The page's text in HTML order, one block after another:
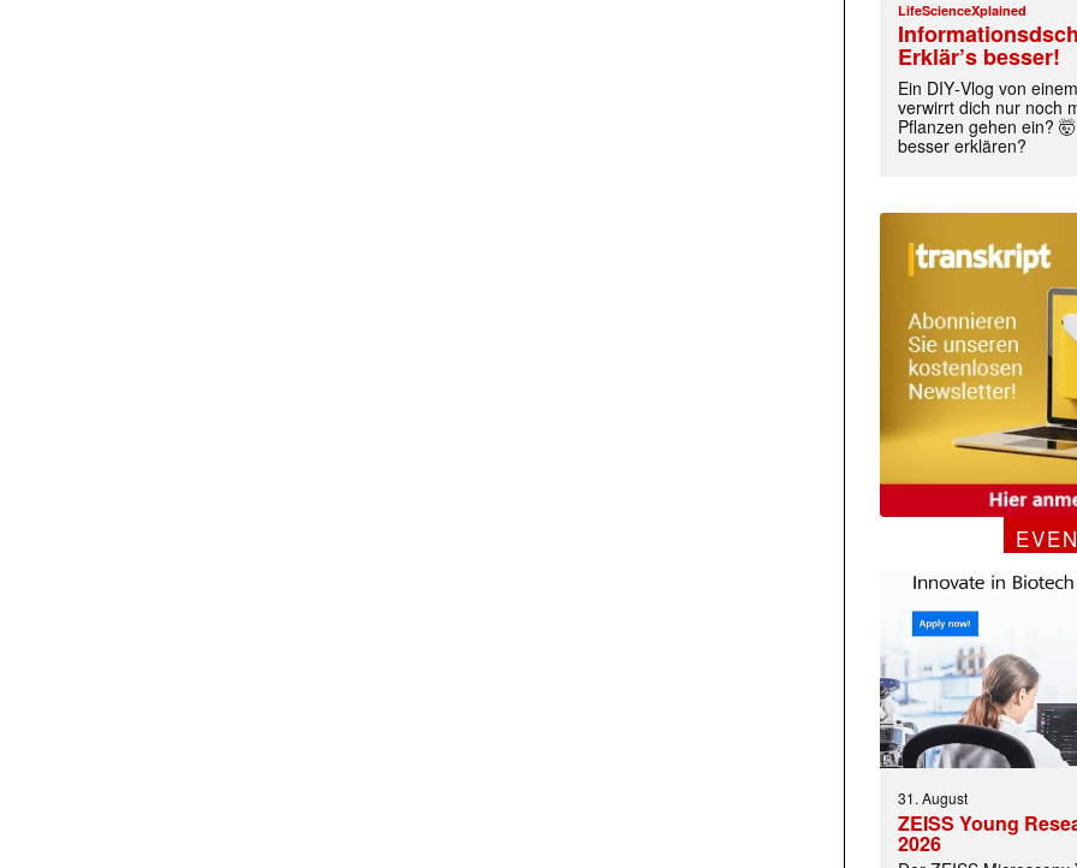
LifeScienceXplained
Erklär’s besser!
Ein DIY‑Vlog von
verwirrt dich nur noch
Pflanzen gehen ein?
besser erklären?
31. August
ZEISS Young
2026